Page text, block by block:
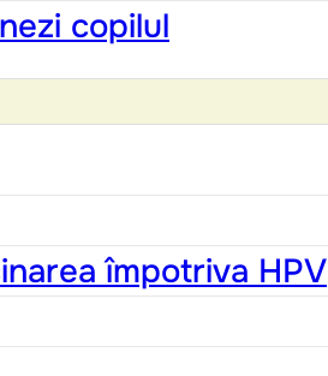
copilul
împotriva HPV